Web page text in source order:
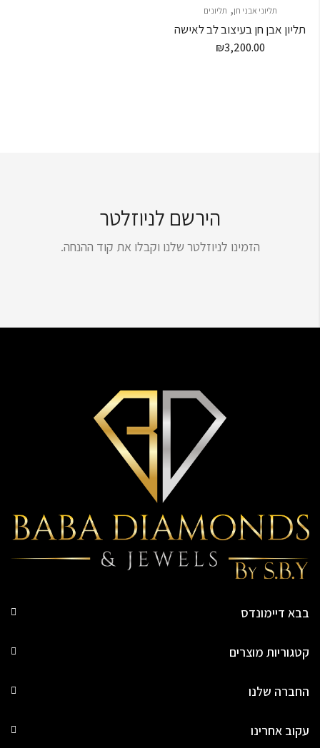
תליוני אבני חן, תליונים
תליון אבן חן בעיצוב לב לאישה
₪3,200.00
הירשם לניוזלטר
הזמינו לניוזלטר שלנו וקבלו את קוד ההנחה.
בבא דיימונדס
קטגוריות מוצרים
החברה שלנו
עקוב אחרינו